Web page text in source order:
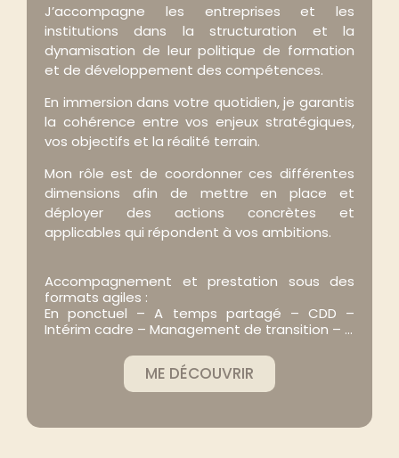
J’accompagne les entreprises et les
institutions dans la structuration et la
dynamisation de leur politique de formation
et de développement des compétences.
En immersion dans votre quotidien, je garantis
la cohérence entre vos enjeux stratégiques,
vos objectifs et la réalité terrain.
Mon rôle est de coordonner ces différentes
dimensions afin de mettre en place et
déployer des actions concrètes et
applicables qui répondent à vos ambitions.
Accompagnement et prestation sous des
formats agiles :
En ponctuel – A temps partagé – CDD –
Intérim cadre – Management de transition – …
ME DÉCOUVRIR